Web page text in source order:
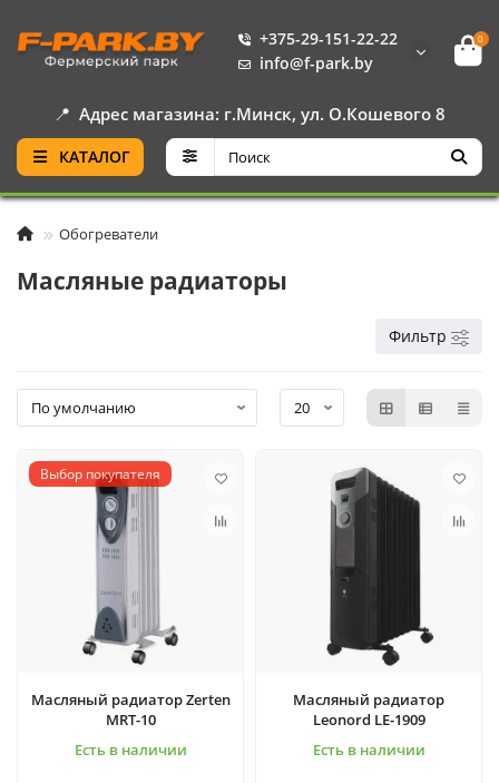
+375-29-151-22-22
info@f-park.by
0
📍 Адрес магазина: г.Минск, ул. О.Кошевого 8
КАТАЛОГ
Обогреватели
Масляные радиаторы
Фильтр
Выбор покупателя
Масляный радиатор Zerten
MRT-10
Есть в наличии
Масляный радиатор
Leonord LE-1909
Есть в наличии